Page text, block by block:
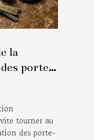
la
porte-
tourner au
des porte-